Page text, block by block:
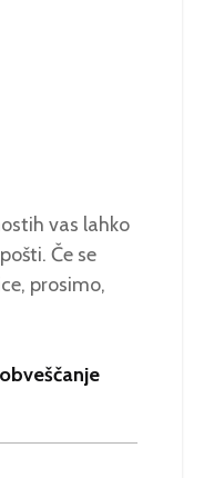
vas lahko
Če se
prosimo,